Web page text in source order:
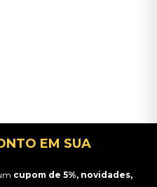
EM SUA
cupom de 5%, novidades,